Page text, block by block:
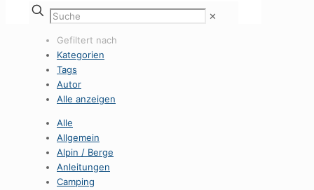
✕
Gefiltert nach
Kategorien
Tags
Autor
Alle anzeigen
Alle
Allgemein
Alpin / Berge
Anleitungen
Camping